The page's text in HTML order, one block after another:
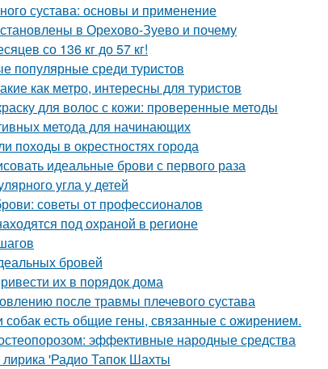
сустава: основы и применение
в Орехово-Зуево и почему
со 136 кг до 57 кг!
популярные среди туристов
как метро, интересны для туристов
для волос с кожи: проверенные методы
метода для начинающих
походы в окрестностях города
идеальные брови с первого раза
угла у детей
советы от профессионалов
под охраной в регионе
бровей
их в порядок дома
после травмы плечевого сустава
есть общие гены, связанные с ожирением.
эффективные народные средства
'Радио Тапок Шахты